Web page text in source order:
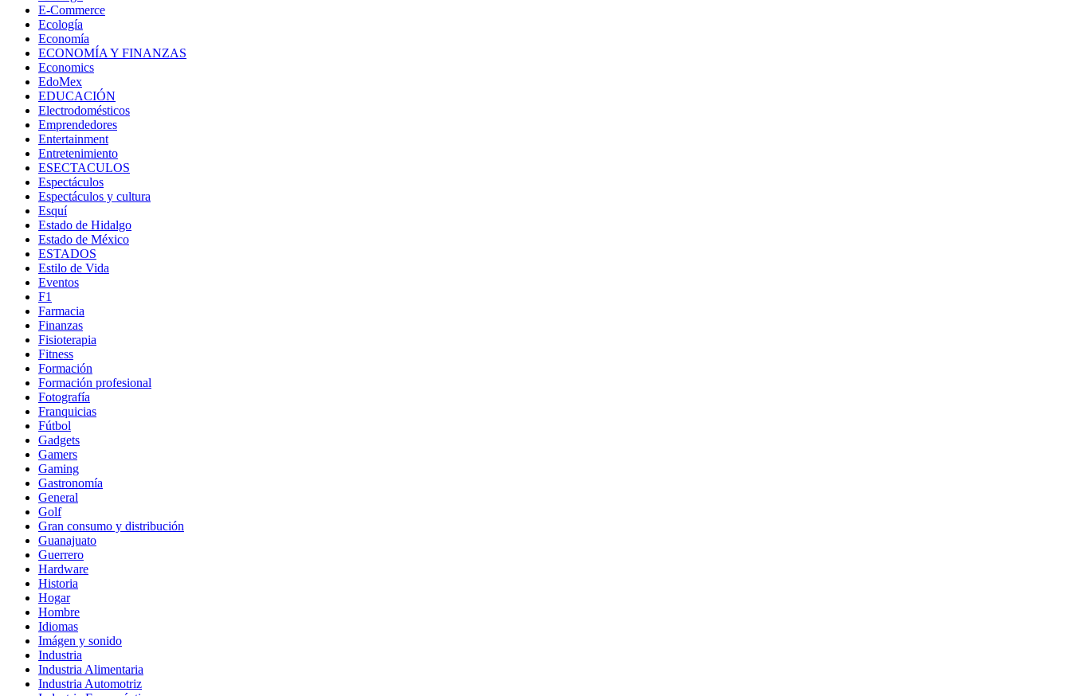
E-Commerce
Ecología
Economía
ECONOMÍA Y FINANZAS
Economics
EdoMex
EDUCACIÓN
Electrodomésticos
Emprendedores
Entertainment
Entretenimiento
ESECTACULOS
Espectáculos
Espectáculos y cultura
Esquí
Estado de Hidalgo
Estado de México
ESTADOS
Estilo de Vida
Eventos
F1
Farmacia
Finanzas
Fisioterapia
Fitness
Formación
Formación profesional
Fotografía
Franquicias
Fútbol
Gadgets
Gamers
Gaming
Gastronomía
General
Golf
Gran consumo y distribución
Guanajuato
Guerrero
Hardware
Historia
Hogar
Hombre
Idiomas
Imágen y sonido
Industria
Industria Alimentaria
Industria Automotriz